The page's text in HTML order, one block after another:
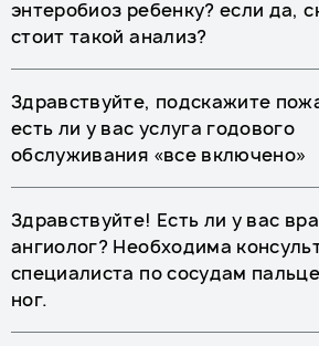
энтеробиоз ребенку? если да,
стоит такой анализ?
Здравствуйте, подскажите
есть ли у вас услуга годового
обслуживания «все включено»
Здравствуйте! Есть ли у вас
ангиолог? Необходима
специалиста по сосудам
ног.